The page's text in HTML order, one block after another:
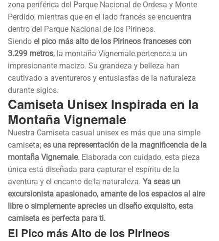
zona periférica del Parque Nacional de Ordesa y Monte
Perdido, mientras que en el lado francés se encuentra
dentro del Parque Nacional de los Pirineos.
Siendo el pico más alto de los Pirineos franceses con
3.299 metros, la montaña Vignemale pertenece a un
impresionante macizo. Su grandeza y belleza han
cautivado a aventureros y entusiastas de la naturaleza
durante siglos.
Camiseta Unisex Inspirada en la
Montaña Vignemale
Nuestra Camiseta casual unisex es más que una simple
camiseta; es una representación de la magnificencia de la
montaña Vignemale. Elaborada con cuidado, esta pieza
única está diseñada para capturar el espíritu de la
aventura y el encanto de la naturaleza. Ya seas un
excursionista apasionado, amante de los espacios al aire
libre o simplemente aprecies un diseño exquisito, esta
camiseta es perfecta para ti.
El Pico más Alto de los Pirineos